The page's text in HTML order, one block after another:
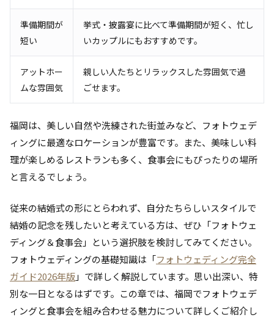
準備期間が
短い
挙式・披露宴に比べて準備期間が短く、忙し
いカップルにもおすすめです。
アットホー
ムな雰囲気
親しい人たちとリラックスした雰囲気で過
ごせます。
福岡は、美しい自然や洗練された街並みなど、フォトウェデ
ィングに最適なロケーションが豊富です。また、美味しい料
理が楽しめるレストランも多く、食事会にもぴったりの場所
と言えるでしょう。
従来の結婚式の形にとらわれず、自分たちらしいスタイルで
結婚の記念を残したいと考えている方は、ぜひ「フォトウェ
ディング＆食事会」という選択肢を検討してみてください。
フォトウェディングの基礎知識は「フォトウェディング完全
ガイド2026年版」で詳しく解説しています。思い出深い、特
別な一日となるはずです。この章では、福岡でフォトウェデ
ィングと食事会を組み合わせる魅力について詳しくご紹介し